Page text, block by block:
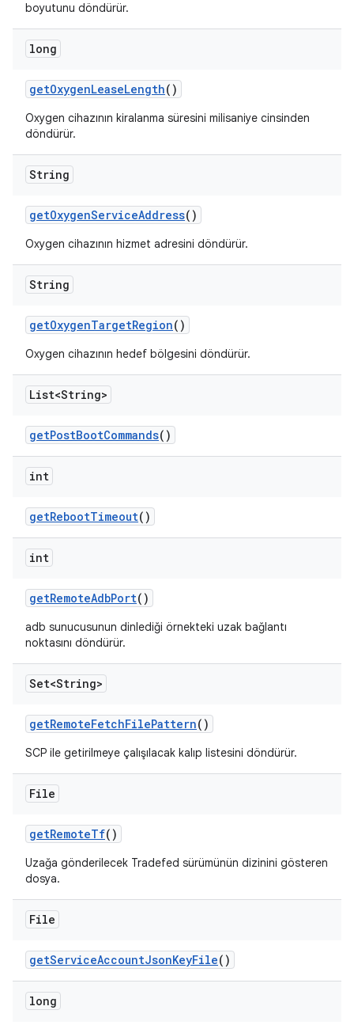
boyutunu döndürür.
long
getOxygenLeaseLength()
Oxygen cihazının kiralanma süresini milisaniye cinsinden
döndürür.
String
getOxygenServiceAddress()
Oxygen cihazının hizmet adresini döndürür.
String
getOxygenTargetRegion()
Oxygen cihazının hedef bölgesini döndürür.
List<String>
getPostBootCommands()
int
getRebootTimeout()
int
getRemoteAdbPort()
adb sunucusunun dinlediği örnekteki uzak bağlantı
noktasını döndürür.
Set<String>
getRemoteFetchFilePattern()
SCP ile getirilmeye çalışılacak kalıp listesini döndürür.
File
getRemoteTf()
Uzağa gönderilecek Tradefed sürümünün dizinini gösteren
dosya.
File
getServiceAccountJsonKeyFile()
long